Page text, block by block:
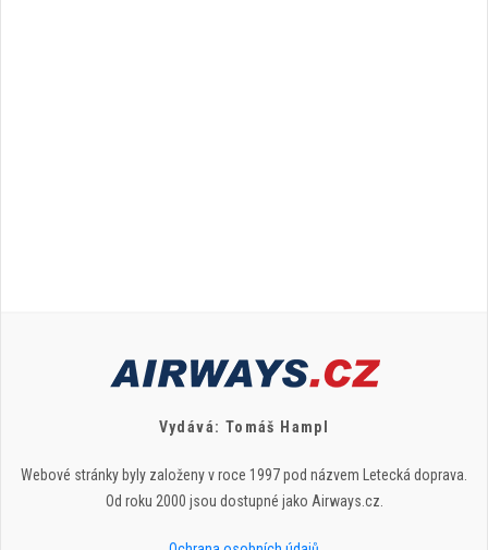
Vydává: Tomáš Hampl
Webové stránky byly založeny v roce 1997 pod názvem Letecká doprava.
Od roku 2000 jsou dostupné jako Airways.cz.